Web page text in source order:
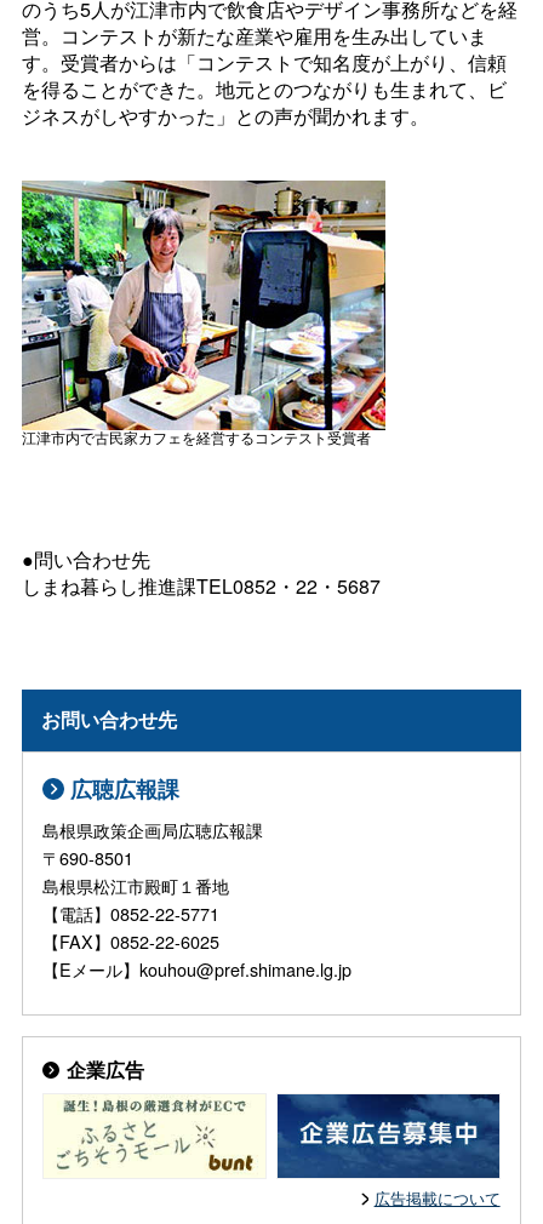
のうち5人が江津市内で飲食店やデザイン事務所などを経
営。コンテストが新たな産業や雇用を生み出していま
す。受賞者からは「コンテストで知名度が上がり、信頼
を得ることができた。地元とのつながりも生まれて、ビ
ジネスがしやすかった」との声が聞かれます。
江津市内で古民家カフェを経営するコンテスト受賞者
●問い合わせ先
しまね暮らし推進課TEL0852・22・5687
お問い合わせ先
広聴広報課
島根県政策企画局広聴広報課
〒690-8501
島根県松江市殿町１番地
【電話】0852-22-5771
【FAX】0852-22-6025
【Eメール】kouhou@pref.shimane.lg.jp
企業広告
広告掲載について